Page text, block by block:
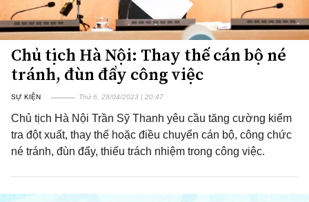
Chủ tịch Hà Nội: Thay thế cán bộ né
tránh, đùn đẩy công việc
SỰ KIỆN Thứ 6, 28/04/2023 | 20:47
Chủ tịch Hà Nội Trần Sỹ Thanh yêu cầu tăng cường kiểm
tra đột xuất, thay thế hoặc điều chuyển cán bộ, công chức
né tránh, đùn đẩy, thiếu trách nhiệm trong công việc.